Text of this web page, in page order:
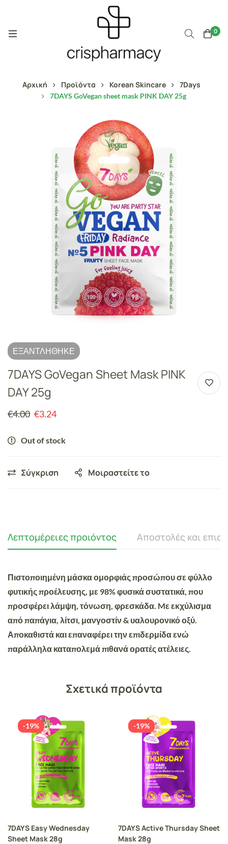
0
Αρχική Προϊόντα Korean Skincare 7Days
7DAYS GoVegan sheet mask PINK DAY 25g
ΕΞΑΝΤΛΉΘΗΚΕ
7DAYS GoVegan Sheet Mask PINK
DAY 25g
€4.00 €3.24
Out of stock
Σύγκριση Μοιραστείτε το
Λεπτομέρειες προιόντος Αποστολές και
Πιστοποιημένη μάσκα ομορφιάς προσώπου σε φύλλο
φυτικής προέλευσης, με 98% φυσικά συστατικά, που
προσφέρει λάμψη, τόνωση, φρεσκάδα. Mε εκχύλισμα
από παπάγια, λίτσι, μανγοστίν & υαλουρονικό οξύ.
Αποκαθιστά και επαναφέρει την επιδερμίδα ενώ
παράλληλα καταπολεμά πιθανά ορατές ατέλειες.
Σχετικά προϊόντα
-19%
7DAYS Easy Wednesday
Sheet Mask 28g
-19%
7DAYS Active Thursday Sheet
Mask 28g